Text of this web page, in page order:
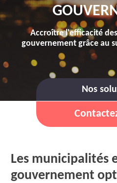
Accroître l'efficacité
gouvernement grâce au
Nos
Les municipalités
gouvernement